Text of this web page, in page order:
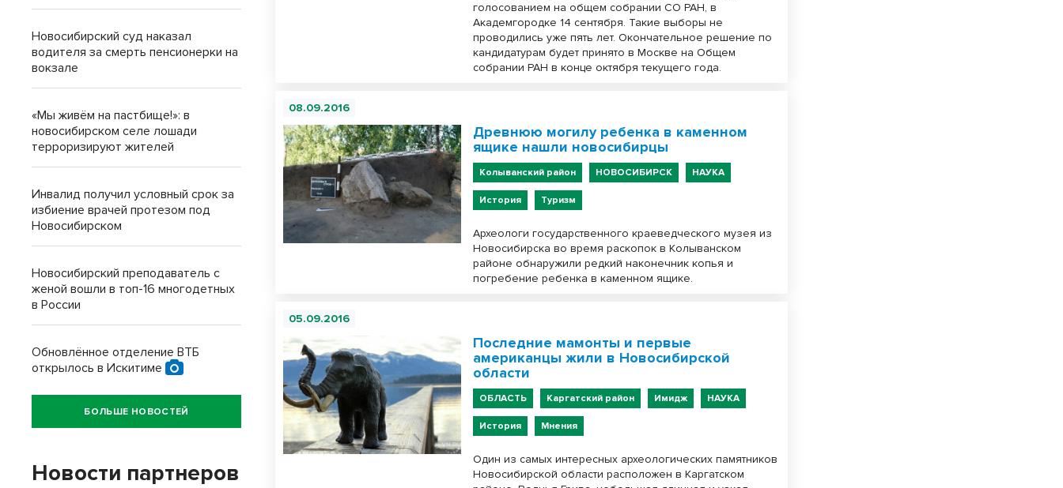
голосованием на общем собрании СО РАН, в
Академгородке 14 сентября. Такие выборы не
проводились уже пять лет. Окончательное решение по
кандидатурам будет принято в Москве на Общем
собрании РАН в конце октября текущего года.
08.09.2016
Древнюю могилу ребенка в каменном
ящике нашли новосибирцы
Колыванский район НОВОСИБИРСК НАУКА
История Туризм
Археологи государственного краеведческого музея из
Новосибирска во время раскопок в Колыванском
районе обнаружили редкий наконечник копья и
погребение ребенка в каменном ящике.
05.09.2016
Последние мамонты и первые
американцы жили в Новосибирской
области
ОБЛАСТЬ Каргатский район Имидж НАУКА
История Мнения
Один из самых интересных археологических памятников
Новосибирской области расположен в Каргатском
Новосибирский суд наказал
водителя за смерть пенсионерки на
вокзале
«Мы живём на пастбище!»: в
новосибирском селе лошади
терроризируют жителей
Инвалид получил условный срок за
избиение врачей протезом под
Новосибирском
Новосибирский преподаватель с
женой вошли в топ-16 многодетных
в России
Обновлённое отделение ВТБ
открылось в Искитиме
БОЛЬШЕ НОВОСТЕЙ
Новости партнеров